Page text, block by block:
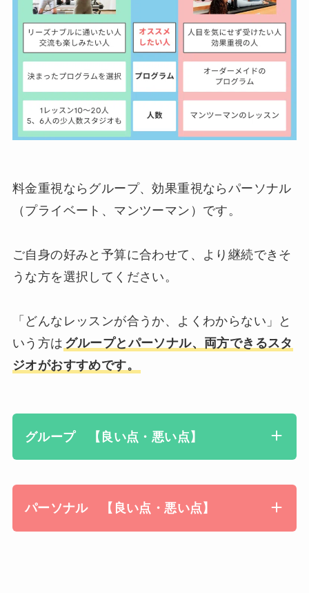
料金重視ならグループ、効果重視ならパーソナル
（プライベート、マンツーマン）です。
ご自身の好みと予算に合わせて、より継続できそ
うな方を選択してください。
「どんなレッスンが合うか、よくわからない」と
いう方は グループとパーソナル、両方できるスタ
ジオがおすすめです。
グループ 【良い点・悪い点】
パーソナル 【良い点・悪い点】